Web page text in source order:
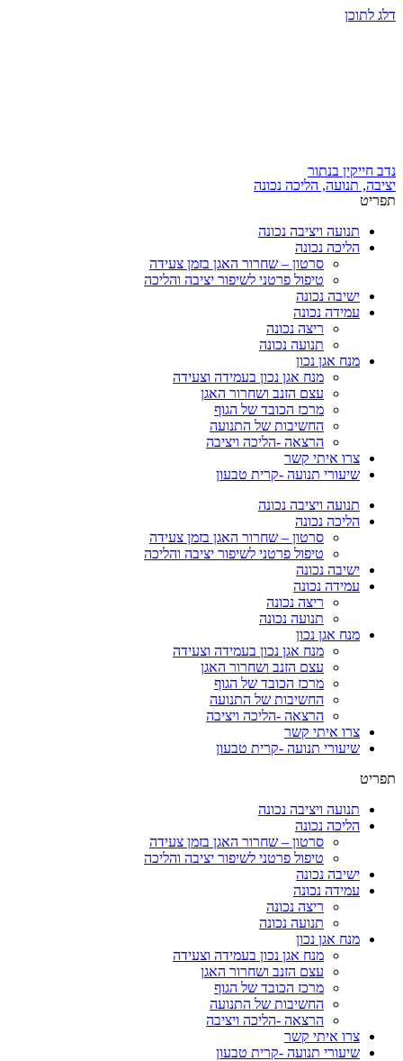
דלג לתוכן
נדב חייקין בנתור
יציבה, תנועה, הליכה נכונה
תפריט
תנועה ויציבה נכונה
הליכה נכונה
סרטון – שחרור האגן בזמן צעידה
טיפול פרטני לשיפור יציבה והליכה
ישיבה נכונה
עמידה נכונה
ריצה נכונה
תנועה נכונה
מנח אגן נכון
מנח אגן נכון בעמידה וצעידה
עצם הזנב ושחרור האגן
מרכז הכובד של הגוף
החשיבות של התנועה
הרצאה -הליכה ויציבה
צרו איתי קשר
שיעורי תנועה -קרית טבעון
תנועה ויציבה נכונה
הליכה נכונה
סרטון – שחרור האגן בזמן צעידה
טיפול פרטני לשיפור יציבה והליכה
ישיבה נכונה
עמידה נכונה
ריצה נכונה
תנועה נכונה
מנח אגן נכון
מנח אגן נכון בעמידה וצעידה
עצם הזנב ושחרור האגן
מרכז הכובד של הגוף
החשיבות של התנועה
הרצאה -הליכה ויציבה
צרו איתי קשר
שיעורי תנועה -קרית טבעון
תפריט
תנועה ויציבה נכונה
הליכה נכונה
סרטון – שחרור האגן בזמן צעידה
טיפול פרטני לשיפור יציבה והליכה
ישיבה נכונה
עמידה נכונה
ריצה נכונה
תנועה נכונה
מנח אגן נכון
מנח אגן נכון בעמידה וצעידה
עצם הזנב ושחרור האגן
מרכז הכובד של הגוף
החשיבות של התנועה
הרצאה -הליכה ויציבה
צרו איתי קשר
שיעורי תנועה -קרית טבעון